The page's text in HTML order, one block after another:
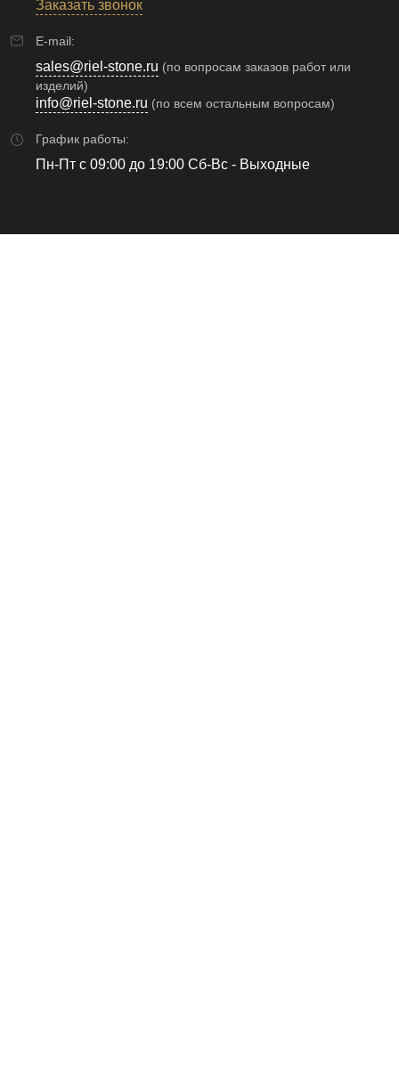
Заказать звонок
E-mail:
sales@riel-stone.ru (по вопросам заказов работ или
изделий)
info@riel-stone.ru (по всем остальным вопросам)
График работы:
Пн-Пт с 09:00 до 19:00 Сб-Вс - Выходные